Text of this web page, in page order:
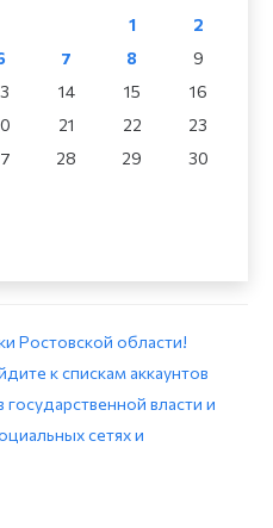
1
2
7 8
9
14 15
16
21 22
23
28 29
30
Ростовской области!
к спискам аккаунтов
власти и
сетях и